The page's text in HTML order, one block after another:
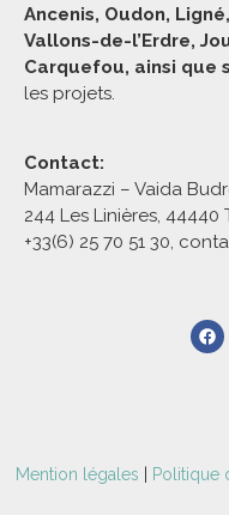
Ancenis, Oudon,
Vallons-de-l’Erdre,
Carquefou, ainsi que
les projets.
Contact:
Mamarazzi – Vaida
244 Les Linières, 44440
+33(6) 25 70 51 30,
Mention légales Politique